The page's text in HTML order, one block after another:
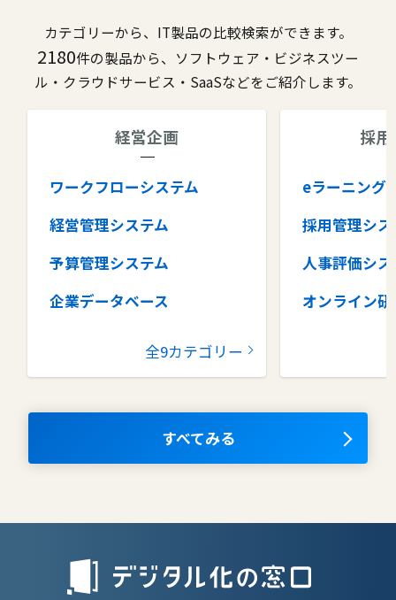
カテゴリーから、IT製品の比較検索ができます。
2180件の製品から、ソフトウェア・ビジネスツー
ル・クラウドサービス・SaaSなどをご紹介します。
経営企画
ワークフローシステム
経営管理システム
予算管理システム
企業データベース
コラボレーションツール
ナレッジマネジメントツール
全9カテゴリー
採
eラーニング
採用管理シス
人事評価シス
オンライン研
タレントマ
OKRツール
授業支援シス
すべてみる